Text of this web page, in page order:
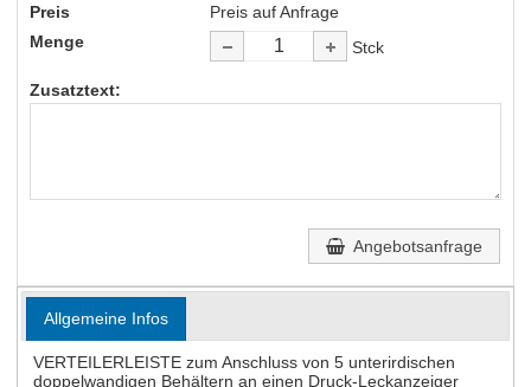
Preis
Preis auf Anfrage
Menge
Stck
Zusatztext:
Angebotsanfrage
Allgemeine Infos
VERTEILERLEISTE zum Anschluss von 5 unterirdischen
doppelwandigen Behältern an einen Druck-Leckanzeiger